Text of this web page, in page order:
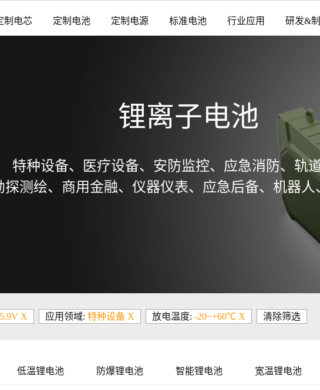
制电芯 定制电池 定制电源 标准电池 行业应用 研发&
锂离子电池
特种设备、医疗设备、安防监控、应急消防、轨
探测绘、商用金融、仪器仪表、应急后备、机器人
X 应用领域: 特种设备 X 放电温度: -20~+60℃ X 清除筛选
低温锂电池 防爆锂电池 智能锂电池 宽温锂电池